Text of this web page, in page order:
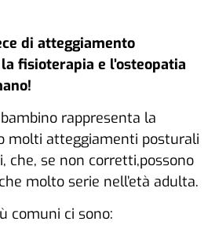
di atteggiamento
fisioterapia e l’osteopatia
rappresenta la
molti atteggiamenti posturali
che, se non corretti,possono
molto serie nell’età adulta.
comuni ci sono: